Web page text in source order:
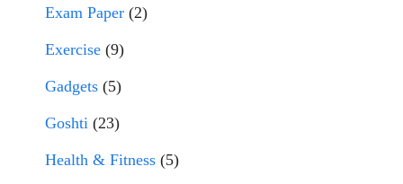
Exam Paper (2)
Exercise (9)
Gadgets (5)
Goshti (23)
Health & Fitness (5)